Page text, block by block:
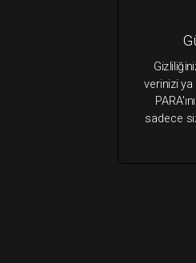
verinizi ya
sadece